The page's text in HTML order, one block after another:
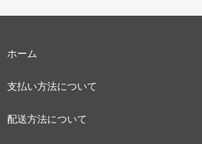
ホーム
支払い方法について
配送方法について